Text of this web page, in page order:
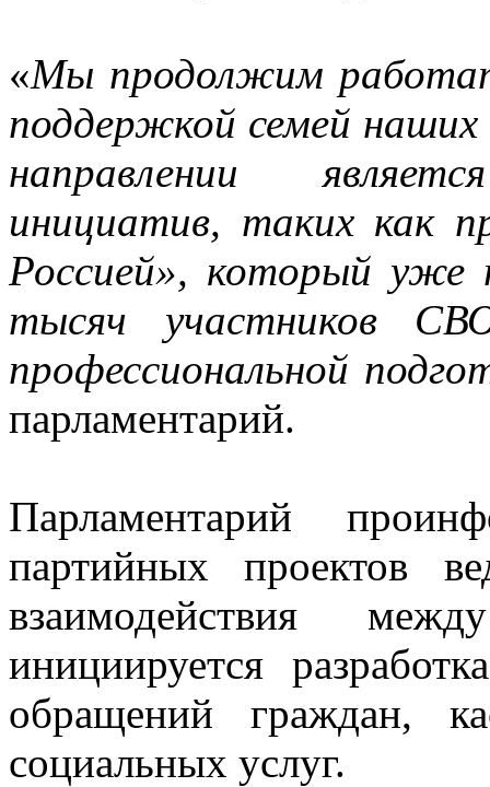
«Мы продолжим
поддержкой семей
направлении
инициатив, таких как
Россией», который уже
тысяч участников
профессиональной
парламентарий.
Парламентарий
партийных проектов
взаимодействия
инициируется
обращений граждан,
социальных услуг.